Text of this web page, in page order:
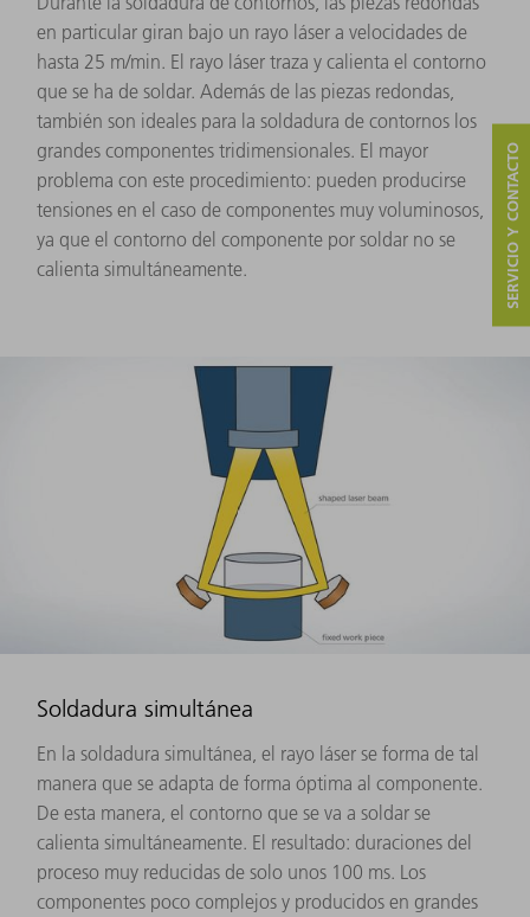
en particular giran bajo un rayo láser a velocidades de
hasta 25 m/min. El rayo láser traza y calienta el contorno
que se ha de soldar. Además de las piezas redondas,
también son ideales para la soldadura de contornos los
grandes componentes tridimensionales. El mayor
problema con este procedimiento: pueden producirse
tensiones en el caso de componentes muy voluminosos,
ya que el contorno del componente por soldar no se
calienta simultáneamente.
Soldadura simultánea
En la soldadura simultánea, el rayo láser se forma de tal
manera que se adapta de forma óptima al componente.
De esta manera, el contorno que se va a soldar se
calienta simultáneamente. El resultado: duraciones del
proceso muy reducidas de solo unos 100 ms. Los
componentes poco complejos y producidos en grandes
SERVICIO Y CONTACTO